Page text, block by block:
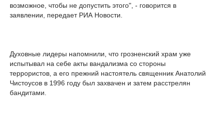
возможное, чтобы не допустить этого", - говорится в
заявлении, передает РИА Новости.
Духовные лидеры напомнили, что грозненский храм уже
испытывал на себе акты вандализма со стороны
террористов, а его прежний настоятель священник Анатолий
Чистоусов в 1996 году был захвачен и затем расстрелян
бандитами.